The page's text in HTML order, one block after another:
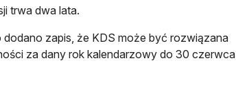
trwa dwa lata.
zapis, że KDS może być rozwiązana
za dany rok kalendarzowy do 30 czerwca